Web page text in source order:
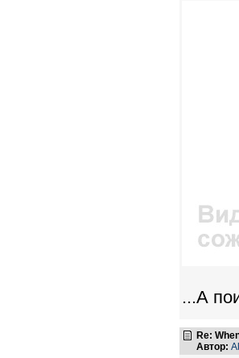
...А
Re:
Автор: